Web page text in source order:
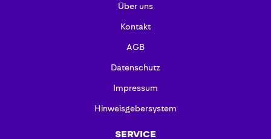
Über uns
Kontakt
AGB
Datenschutz
Impressum
Hinweisgebersystem
SERVICE